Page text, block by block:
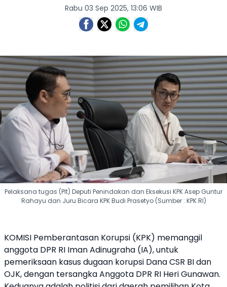
Rabu 03 Sep 2025, 13:06 WIB
Pelaksana tugas (Plt) Deputi Penindakan dan Eksekusi KPK Asep Guntur
Rahayu dan Juru Bicara KPK Budi Prasetyo (Sumber : KPK RI)
KOMISI Pemberantasan Korupsi (KPK) memanggil
anggota DPR RI Iman Adinugraha (IA), untuk
pemeriksaan kasus dugaan korupsi Dana CSR BI dan
OJK, dengan tersangka Anggota DPR RI Heri Gunawan.